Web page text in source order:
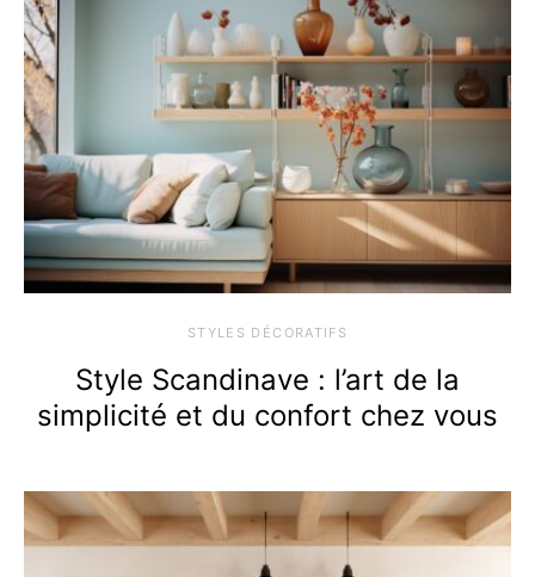
STYLES DÉCORATIFS
Style Scandinave : l’art de la
simplicité et du confort chez vous